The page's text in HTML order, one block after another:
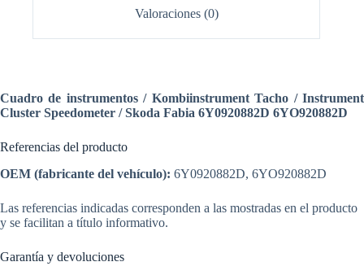
Valoraciones (0)
Cuadro de instrumentos / Kombiinstrument Tacho / Instrument
Cluster Speedometer / Skoda Fabia 6Y0920882D 6YO920882D
Referencias del producto
OEM (fabricante del vehículo): 6Y0920882D, 6YO920882D
Las referencias indicadas corresponden a las mostradas en el producto
y se facilitan a título informativo.
Garantía y devoluciones